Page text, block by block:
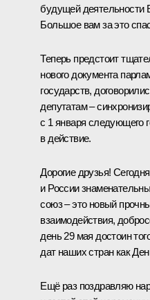
будущей деятельности
Большое вам за это
Теперь предстоит
нового документа
государств,
депутатам –
с 1 января следующего
в действие.
Дорогие друзья!
и России
союз – это новый
взаимодействия,
день 29 мая достоин
дат наших стран как
Ещё раз поздравляю